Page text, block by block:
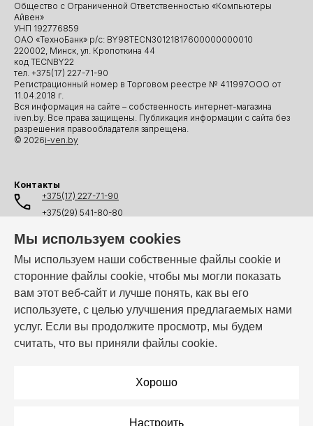
Мы используем cookies
Мы используем наши собственные файлы cookie и
сторонние файлы cookie, чтобы мы могли показать
вам этот веб-сайт и лучше понять, как вы его
используете, с целью улучшения предлагаемых нами
услуг. Если вы продолжите просмотр, мы будем
считать, что вы приняли файлы cookie.
Хорошо
Настроить
Общество с Ограниченной Ответственностью «Компьютеры
Айвен»
УНП 192776859
ОАО «ТехноБанк» р/с: BY98TECN30121817600000000010
220002, Минск, ул. Кропоткина 44
код TECNBY22
тел. +375(17) 227-71-90
Регистрационный номер в Торговом реестре № 411997ООО от
11.04.2018 г.
Вся информация на сайте – собственность интернет-магазина
iven.by. Все права защищены. Публикация информации с сайта без
разрешения правообладателя запрещена.
© 2026i-ven.by
Контакты
+375(17) 227-71-90
+375(29) 541-80-80
+375(44) 541-80-80
info@i-ven.by
Мы в мессенджерах:
Режим работы: Пн–Пт: 10:00 – 19:00